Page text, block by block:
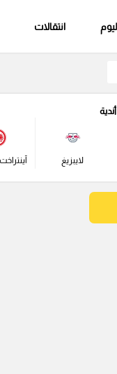
انتقالات
لايبزيغ